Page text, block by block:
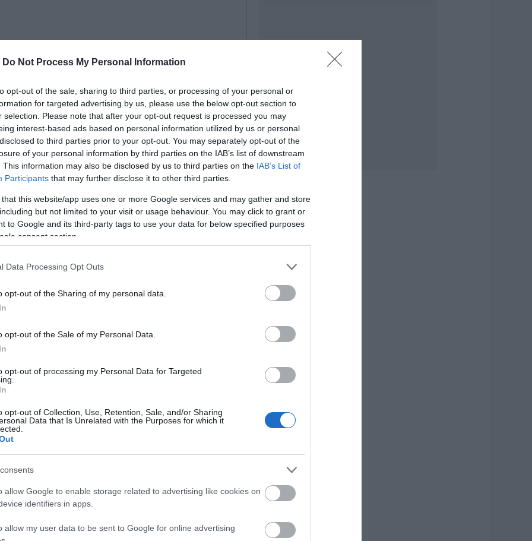
Do Not Process My Personal Information
opt-out of the sale, sharing to third parties, or processing of your personal or
for targeted advertising by us, please use the below opt-out section to
selection. Please note that after your opt-out request is processed you may
interest-based ads based on personal information utilized by us or personal
to third parties prior to your opt-out. You may separately opt-out of the
of your personal information by third parties on the IAB’s list of downstream
This information may also be disclosed by us to third parties on the IAB’s List of
Participants that may further disclose it to other third parties.
that this website/app uses one or more Google services and may gather and store
but not limited to your visit or usage behaviour. You may click to grant or
to Google and its third-party tags to use your data for below specified purposes
consent section.
Data Processing Opt Outs
opt-out of the Sharing of my personal data.
opt-out of the Sale of my Personal Data.
opt-out of processing my Personal Data for Targeted
opt-out of Collection, Use, Retention, Sale, and/or Sharing
Data that Is Unrelated with the Purposes for which it
allow Google to enable storage related to advertising like cookies on
identifiers in apps.
allow my user data to be sent to Google for online advertising
του προέδρου αποδεικνύει την εύρυθμη
δύο νέων συμβούλων αναδεικνύει τη
στα αυτοδιοικητικά πράγματα, δήλωσε ο
Εύβοια
την κοπέλα που
έπεσε από την
γέφυρα: Τα νεότερα
για την υγεία της
06.08.2026 | 21:20
Νεότερα για τη
Φωτιά στη Σκύρο:
μονάδα – Νέο βίντεο
06.08.2026 | 21:00
Καφές: Τα οφέλη
κατανάλωσης
σύμφωνα με ειδικό
στο μικροβίωμα του
εντέρου
«Ανάσα» για τους
αγρότες στην
Ολοκληρώθηκε
μεγάλο έργο
Ο λόγος που
τηγανίζουμε ψάρια
μαγείρεμα
06.08.2026 | 20:20
Θρήνος στην Εύβοια:
37χρονος που είχε
τροχαίο με